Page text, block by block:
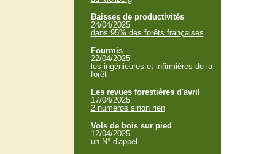
Baisses de productivités
24/04/2025
dans 95% des forêts françaises
Fourmis
22/04/2025
les ingénieures et infirmières de la
forêt
Les revues forestières d'avril
17/04/2025
2 numéros sinon rien
Vols de bois sur pied
12/04/2025
un N° d'appel